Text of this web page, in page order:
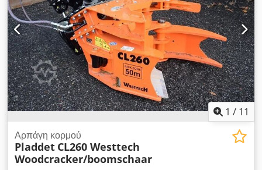
1 / 11
Αρπάγη κορμού
Pladdet CL260 Westtech
Woodcracker/boomschaar